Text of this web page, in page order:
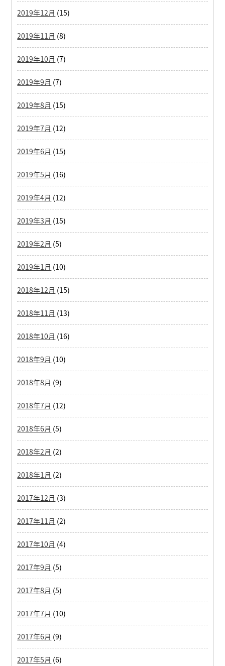
2019年12月 (15)
2019年11月 (8)
2019年10月 (7)
2019年9月 (7)
2019年8月 (15)
2019年7月 (12)
2019年6月 (15)
2019年5月 (16)
2019年4月 (12)
2019年3月 (15)
2019年2月 (5)
2019年1月 (10)
2018年12月 (15)
2018年11月 (13)
2018年10月 (16)
2018年9月 (10)
2018年8月 (9)
2018年7月 (12)
2018年6月 (5)
2018年2月 (2)
2018年1月 (2)
2017年12月 (3)
2017年11月 (2)
2017年10月 (4)
2017年9月 (5)
2017年8月 (5)
2017年7月 (10)
2017年6月 (9)
2017年5月 (6)